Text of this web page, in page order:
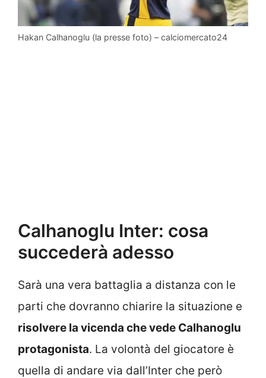
Hakan Calhanoglu (la presse foto) – calciomercato24
Calhanoglu Inter: cosa
succederà adesso
Sarà una vera battaglia a distanza con le
parti che dovranno chiarire la situazione e
risolvere la vicenda che vede Calhanoglu
protagonista. La volontà del giocatore è
quella di andare via dall’Inter che però